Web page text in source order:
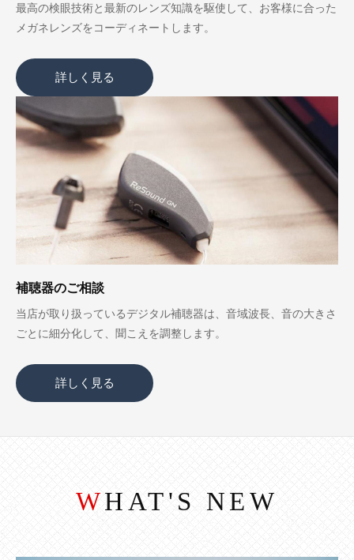
最高の検眼技術と最新のレンズ知識を駆使して、お客様に合った
メガネレンズをコーディネートします。
詳しく見る
補聴器のご相談
当店が取り扱っているデジタル補聴器は、音域波長、音の大きさ
ごとに細分化して、聞こえを調整します。
詳しく見る
WHAT'S NEW